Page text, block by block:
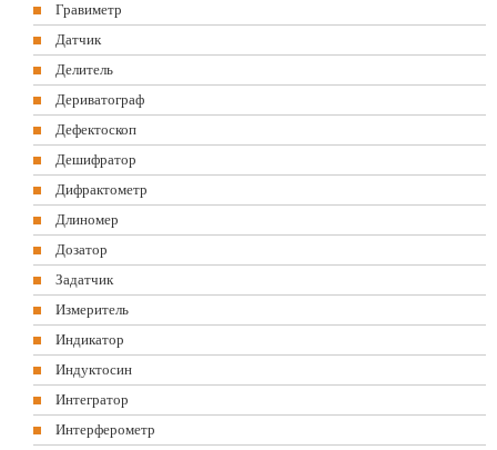
Гравиметр
Датчик
Делитель
Дериватограф
Дефектоскоп
Дешифратор
Дифрактометр
Длиномер
Дозатор
Задатчик
Измеритель
Индикатор
Индуктосин
Интегратор
Интерферометр